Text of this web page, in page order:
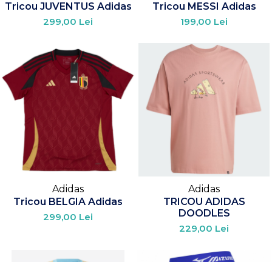
Tricou JUVENTUS Adidas
299,00 Lei
Tricou MESSI Adidas
199,00 Lei
Adidas
Tricou BELGIA Adidas
299,00 Lei
Adidas
TRICOU ADIDAS
DOODLES
229,00 Lei